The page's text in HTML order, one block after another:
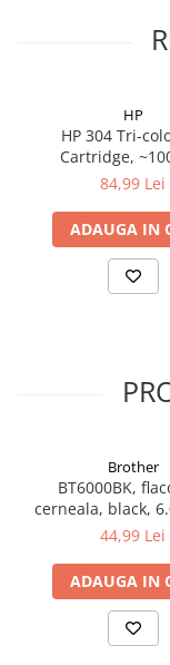
HP
HP 304 Tri-
Cartridge,
84,99 Lei
ADAUGA IN
Brother
BT6000BK,
cerneala, black,
Ink Benefit
44,99 Lei
ADAUGA IN